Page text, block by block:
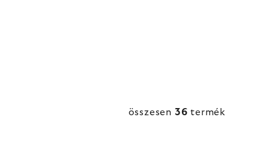
összesen 36 termék